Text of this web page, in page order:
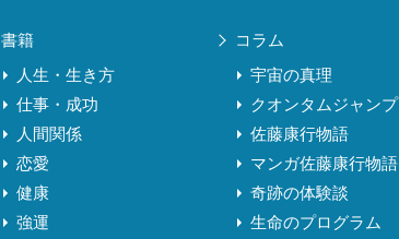
書籍
人生・生き方
仕事・成功
人間関係
恋愛
健康
強運
コラム
宇宙の真理
クオンタムジャンプ
佐藤康行物語
マンガ佐藤康行物語
奇跡の体験談
生命のプログラム